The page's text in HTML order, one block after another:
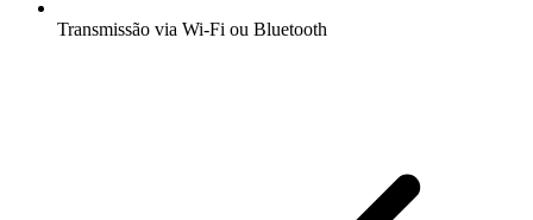
Transmissão via Wi-Fi ou Bluetooth